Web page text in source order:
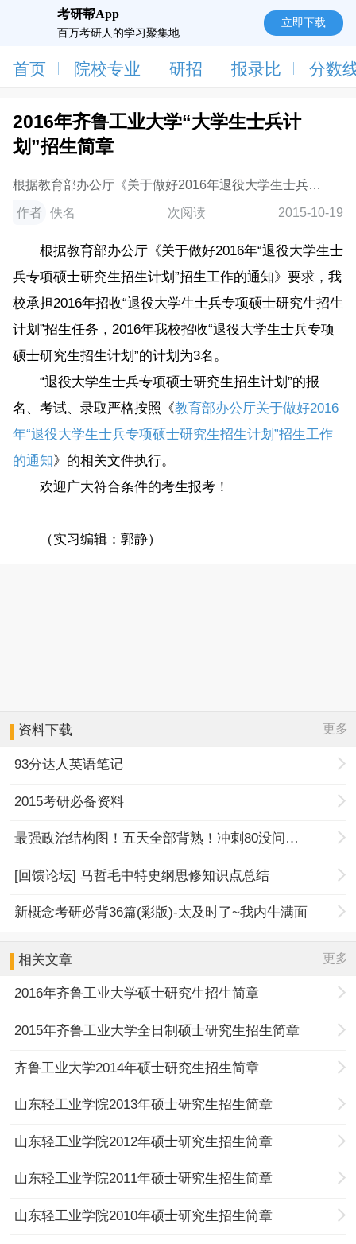
考研帮App
百万考研人的学习聚集地
立即下载
首页 院校专业 研招 报录比 分数
2016年齐鲁工业大学“大学生士兵计
划”招生简章
根据教育部办公厅《关于做好2016年退役大学生士兵专
项硕士研究生招生计划招生工作的通知》要求，我校承
担2016年招收退役大学生士兵专项硕士研究生
作者 佚名 次阅读 2015-10-19
根据教育部办公厅《关于做好2016年“退役大学生士
兵专项硕士研究生招生计划”招生工作的通知》要求，我
校承担2016年招收“退役大学生士兵专项硕士研究生招生
计划”招生任务，2016年我校招收“退役大学生士兵专项
硕士研究生招生计划”的计划为3名。
“退役大学生士兵专项硕士研究生招生计划”的报
名、考试、录取严格按照《教育部办公厅关于做好2016
年“退役大学生士兵专项硕士研究生招生计划”招生工作
的通知》的相关文件执行。
欢迎广大符合条件的考生报考！
（实习编辑：郭静）
资料下载 更多
93分达人英语笔记
2015考研必备资料
最强政治结构图！五天全部背熟！冲刺80没问题！
[回馈论坛] 马哲毛中特史纲思修知识点总结
新概念考研必背36篇(彩版)-太及时了~我内牛满面
相关文章 更多
2016年齐鲁工业大学硕士研究生招生简章
2015年齐鲁工业大学全日制硕士研究生招生简章
齐鲁工业大学2014年硕士研究生招生简章
山东轻工业学院2013年硕士研究生招生简章
山东轻工业学院2012年硕士研究生招生简章
山东轻工业学院2011年硕士研究生招生简章
山东轻工业学院2010年硕士研究生招生简章